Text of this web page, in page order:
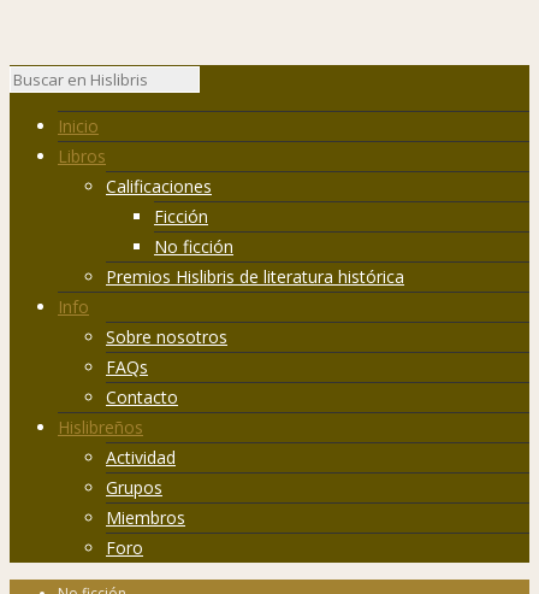
Inicio
Libros
Calificaciones
Ficción
No ficción
Premios Hislibris de literatura histórica
Info
Sobre nosotros
FAQs
Contacto
Hislibreños
Actividad
Grupos
Miembros
Foro